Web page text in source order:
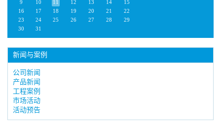
9
10 11 12 13 14
15
16
17 18 19 20 21
22
23
24 25 26 27 28
29
30
31
新闻与案例
公司新闻
产品新闻
工程案例
市场活动
活动预告